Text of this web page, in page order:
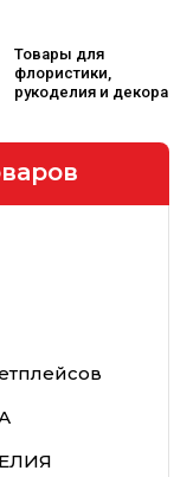
Товары для
флористики,
рукоделия и декора